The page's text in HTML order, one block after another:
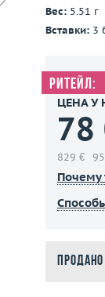
Вес: 5.51 г
Вставки: 3
Ритейл:
ЦЕНА У
78
829 €
Почему
Продано